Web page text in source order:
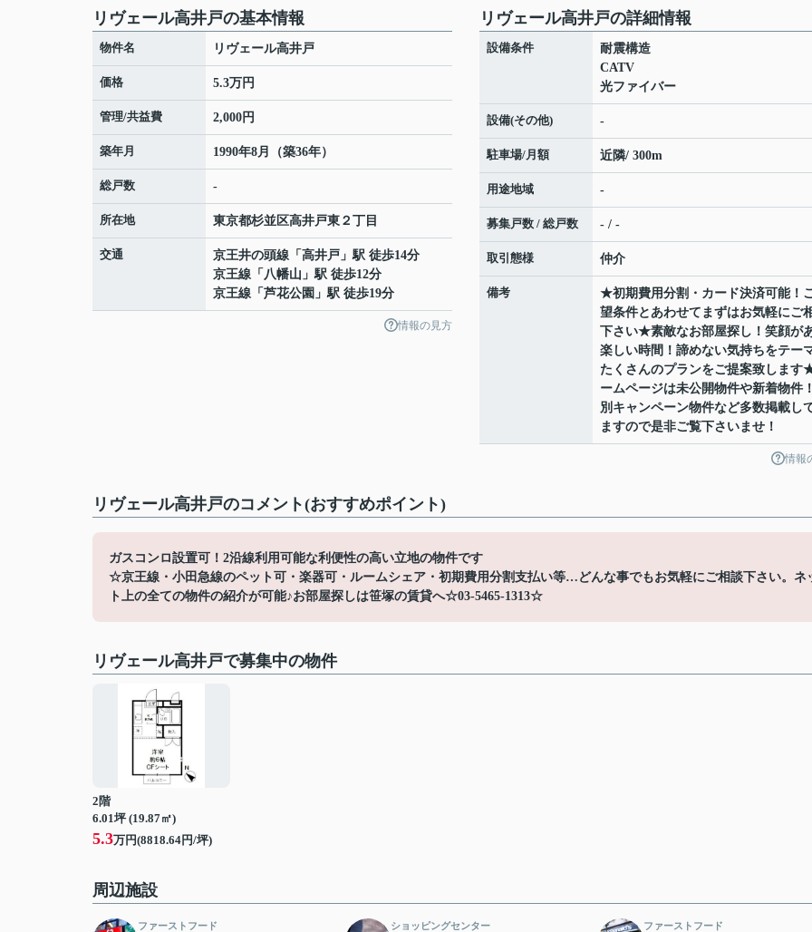
リヴェール高井戸の基本情報
物件名 リヴェール高井戸
価格 5.3万円
管理/共益費 2,000円
築年月 1990年8月（築36年）
総戸数 -
所在地 東京都杉並区高井戸東 ２丁目
交通 京王井の頭線 「 高井戸 」駅 徒歩14分
京王線 「 八幡山 」駅 徒歩12分
京王線 「 芦花公園 」駅 徒歩19分
情報の見方
リヴェール高井戸の詳細情報
設備条件
耐震構造
CATV
光ファイバー
設備(その他) -
駐車場/月額 近隣/ 300m
用途地域 -
募集戸数 / 総戸数 - / -
取引態様 仲介
備考
★初期費用分割・カード決済可能！
望条件とあわせてまずはお気軽にご
下さい★素敵なお部屋探し！笑顔が
楽しい時間！諦めない気持ちをテー
たくさんのプランをご提案致します
ームページは未公開物件や新着物件
別キャンペーン物件など多数掲載し
ますので是非ご覧下さいませ！
情報
リヴェール高井戸のコメント(おすすめポイント)
ガスコンロ設置可！2沿線利用可能な利便性の高い立地の物件です
☆京王線・小田急線のペット可・楽器可・ルームシェア・初期費用分割支払い等…どんな事でもお気軽にご相談下さい。ネ
ト上の全ての物件の紹介が可能♪お部屋探しは笹塚の賃貸へ☆03-5465-1313☆
リヴェール高井戸で募集中の物件
2階
6.01坪 (19.87㎡)
5.3万円(8818.64円/坪)
周辺施設
ファーストフード ショッピングセンター ファーストフード